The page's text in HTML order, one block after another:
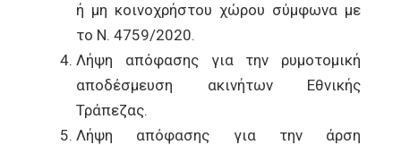
ή μη κοινοχρήστου χώρου σύμφωνα με
το Ν. 4759/2020.
Λήψη απόφασης για την ρυμοτομική
αποδέσμευση ακινήτων Εθνικής
Τράπεζας.
Λήψη απόφασης για την άρση